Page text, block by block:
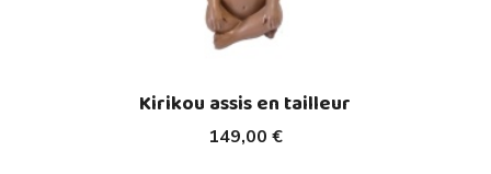
149,00 €
Kirikou assis en tailleur